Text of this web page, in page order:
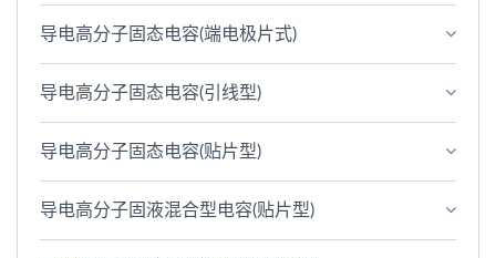
导电高分子固态电容(端电极片式)
导电高分子固态电容(引线型)
导电高分子固态电容(贴片型)
导电高分子固液混合型电容(贴片型)